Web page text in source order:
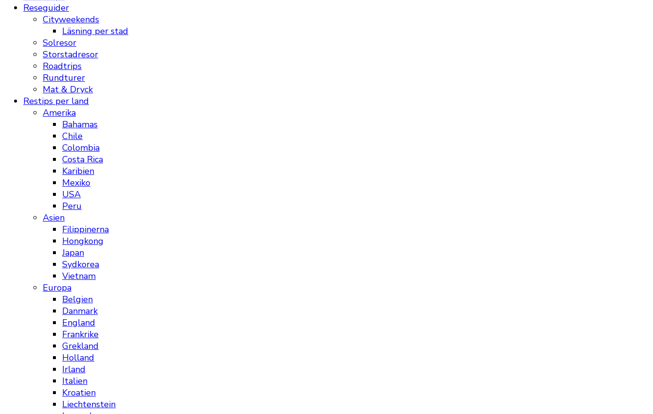
Reseguider
Cityweekends
Läsning per stad
Solresor
Storstadresor
Roadtrips
Rundturer
Mat & Dryck
Restips per land
Amerika
Bahamas
Chile
Colombia
Costa Rica
Karibien
Mexiko
USA
Peru
Asien
Filippinerna
Hongkong
Japan
Sydkorea
Vietnam
Europa
Belgien
Danmark
England
Frankrike
Grekland
Holland
Irland
Italien
Kroatien
Liechtenstein